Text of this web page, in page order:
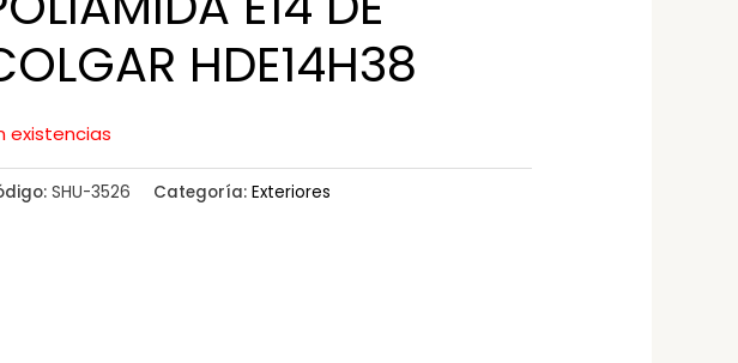
HDE14H38
existencias
SHU-3526 Categoría: Exteriores